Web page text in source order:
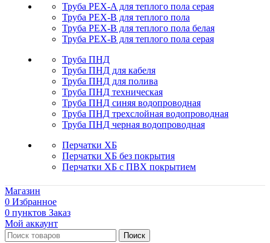
Труба PEX-A для теплого пола серая
Труба PEX-B для теплого пола
Труба PEX-B для теплого пола белая
Труба PEX-B для теплого пола серая
Труба ПНД
Труба ПНД для кабеля
Труба ПНД для полива
Труба ПНД техническая
Труба ПНД синяя водопроводная
Труба ПНД трехслойная водопроводная
Труба ПНД черная водопроводная
Перчатки ХБ
Перчатки ХБ без покрытия
Перчатки ХБ с ПВХ покрытием
Магазин
0 Избранное
0 пунктов Заказ
Мой аккаунт
Поиск